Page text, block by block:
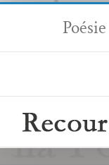
Passer
contenu